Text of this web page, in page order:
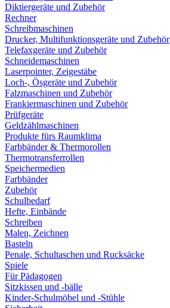
Diktiergeräte und Zubehör
Rechner
Schreibmaschinen
Drucker, Multifunktionsgeräte und Zubehör
Telefaxgeräte und Zubehör
Schneidemaschinen
Laserpointer, Zeigestäbe
Loch-, Ösgeräte und Zubehör
Falzmaschinen und Zubehör
Frankiermaschinen und Zubehör
Prüfgeräte
Geldzählmaschinen
Produkte fürs Raumklima
Farbbänder & Thermorollen
Thermotransferrollen
Speichermedien
Farbbänder
Zubehör
Schulbedarf
Hefte, Einbände
Schreiben
Malen, Zeichnen
Basteln
Penale, Schultaschen und Rucksäcke
Spiele
Für Pädagogen
Sitzkissen und -bälle
Kinder-Schulmöbel und -Stühle